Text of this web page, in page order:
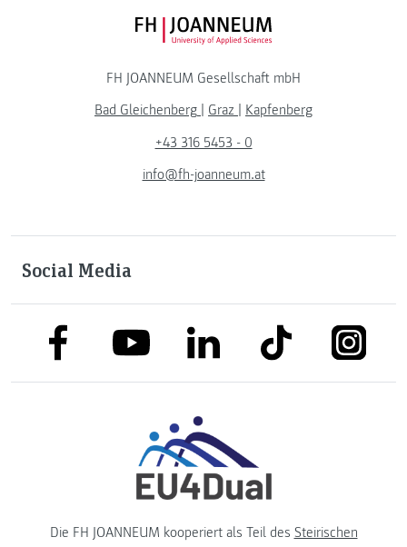
FH JOANNEUM Logo
FH JOANNEUM Gesellschaft mbH
Bad Gleichenberg
Graz
Kapfenberg
+43 316 5453 - 0
info@fh-joanneum.at
Social Media
link to facebooklink to youtubelink to linkedinlink to tiktok
Die FH JOANNEUM kooperiert als Teil des Steirischen